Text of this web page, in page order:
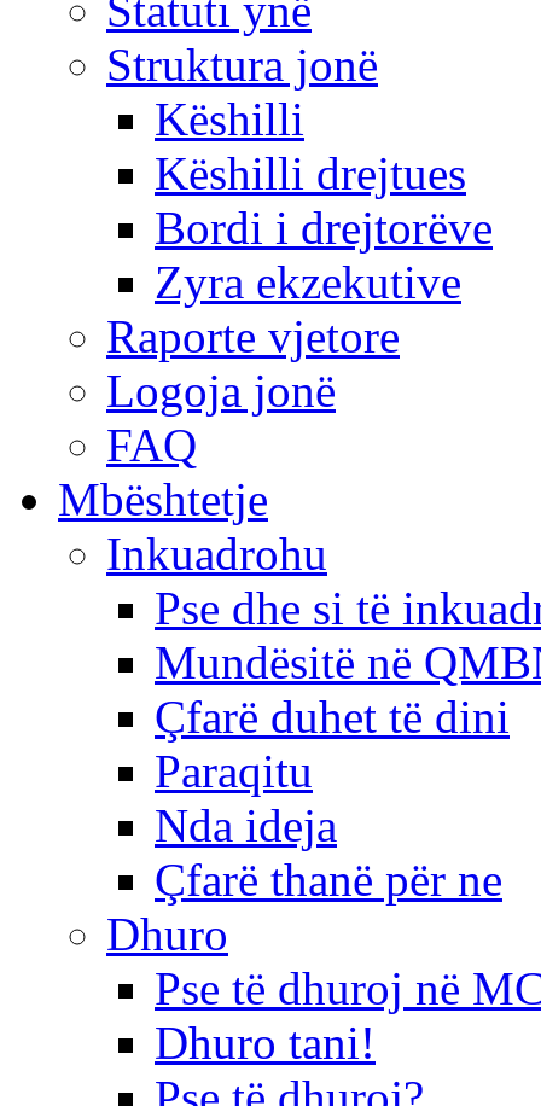
Struktura jonë
Këshilli
Këshilli drejtues
Bordi i drejtorëve
Zyra ekzekutive
Raporte vjetore
Logoja jonë
FAQ
Mbështetje
Inkuadrohu
Pse dhe si të
Mundësitë në
Çfarë duhet të dini
Paraqitu
Nda ideja
Çfarë thanë për ne
Dhuro
Pse të dhuroj në
Dhuro tani!